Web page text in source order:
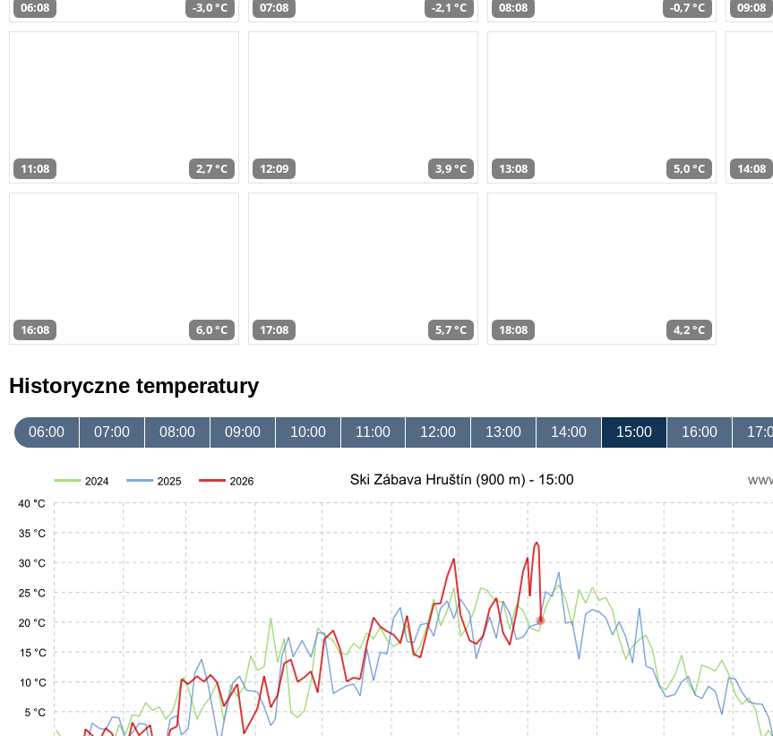
06:08 -3,0 °C 07:08 -2,1 °C 08:08 -0,7 °C 09:08
11:08 2,7 °C 12:09 3,9 °C 13:08 5,0 °C 14:08
16:08 6,0 °C 17:08 5,7 °C 18:08 4,2 °C
Historyczne temperatury
06:00 07:00 08:00 09:00 10:00 11:00 12:00 13:00 14:00 15:00 16:00